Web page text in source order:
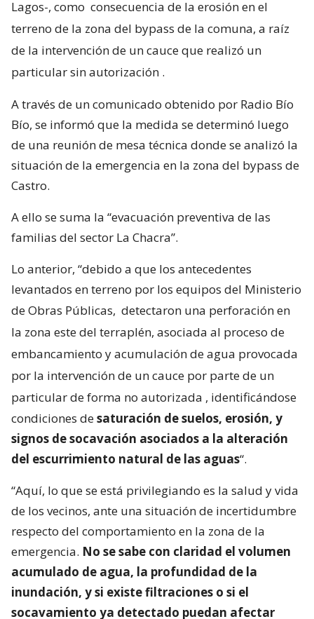
Lagos-, como consecuencia de la erosión en el
terreno de la zona del bypass de la comuna, a raíz
de la intervención de un cauce que realizó un
particular sin autorización .
A través de un comunicado obtenido por Radio Bío
Bío, se informó que la medida se determinó luego
de una reunión de mesa técnica donde se analizó la
situación de la emergencia en la zona del bypass de
Castro.
A ello se suma la “evacuación preventiva de las
familias del sector La Chacra”.
Lo anterior, “debido a que los antecedentes
levantados en terreno por los equipos del Ministerio
de Obras Públicas, detectaron una perforación en
la zona este del terraplén, asociada al proceso de
embancamiento y acumulación de agua provocada
por la intervención de un cauce por parte de un
particular de forma no autorizada , identificándose
condiciones desaturación de suelos, erosión, y
signos de socavación asociados a la alteración
del escurrimiento natural de las aguas“.
“Aquí, lo que se está privilegiando es la salud y vida
de los vecinos, ante una situación de incertidumbre
respecto del comportamiento en la zona de la
emergencia. No se sabe con claridad el volumen
acumulado de agua, la profundidad de la
inundación, y si existe filtraciones o si el
socavamiento ya detectado puedan afectar